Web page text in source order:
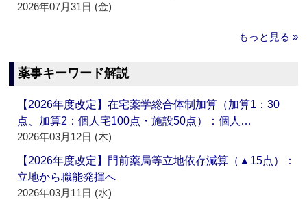
2026年07月31日 (金)
もっと見る »
薬事キーワード解説
【2026年度改定】在宅薬学総合体制加算（加算1：30
点、加算2：個人宅100点・施設50点）：個人…
2026年03月12日 (木)
【2026年度改定】門前薬局等立地依存減算（▲15点）：
立地から職能発揮へ
2026年03月11日 (水)